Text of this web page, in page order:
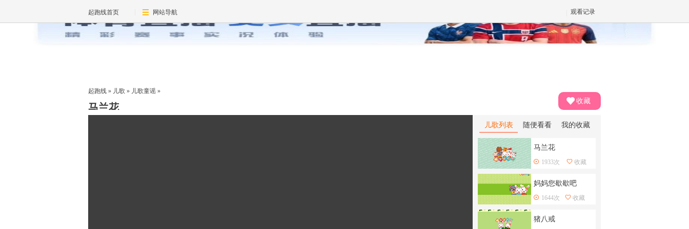
起跑线首页 网站导航 观看记录
起跑线 » 儿歌 » 儿歌童谣 »
马兰花
收藏
儿歌列表 随便看看 我的收藏
马兰花
1933次 收藏
妈妈您歇歇吧
1644次 收藏
猪八戒